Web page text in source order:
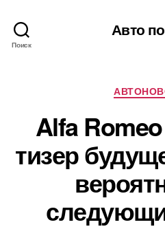
Поиск
Авто
Alfa
тизер